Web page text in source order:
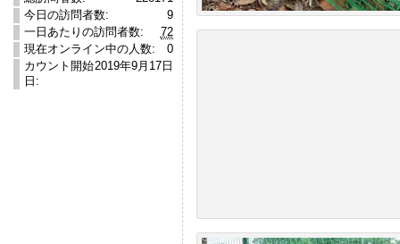
9
今日の訪問者数:
72
一日あたりの訪問者数:
0
現在オンライン中の人数:
2019年9月17日
カウント開始
日: